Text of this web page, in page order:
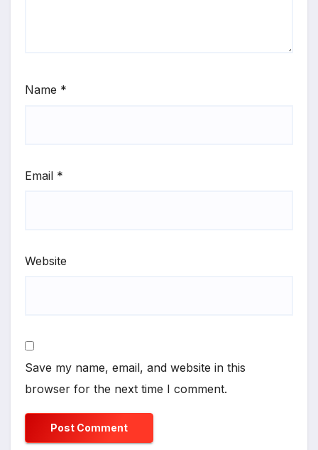
Name *
Email *
Website
Save my name, email, and website in this
browser for the next time I comment.